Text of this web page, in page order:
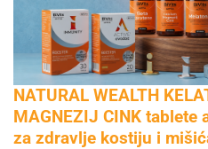
NATURAL WEALTH
MAGNEZIJ CINK tablete
za zdravlje kostiju i